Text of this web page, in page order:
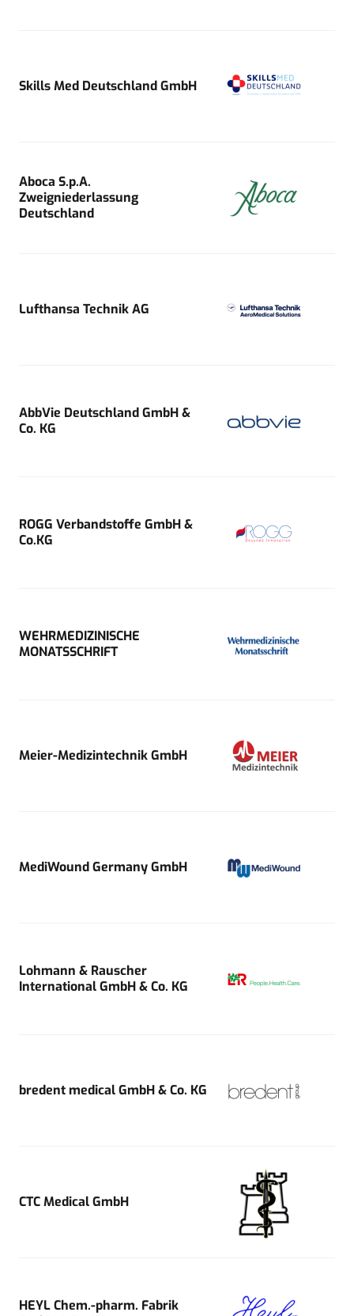
Skills Med Deutschland GmbH
Aboca S.p.A.
Zweigniederlassung
Deutschland
Lufthansa Technik AG
AbbVie Deutschland GmbH &
Co. KG
ROGG Verbandstoffe GmbH &
Co.KG
WEHRMEDIZINISCHE
MONATSSCHRIFT
Meier-Medizintechnik GmbH
MediWound Germany GmbH
Lohmann & Rauscher
International GmbH & Co. KG
bredent medical GmbH & Co. KG
CTC Medical GmbH
HEYL Chem.-pharm. Fabrik